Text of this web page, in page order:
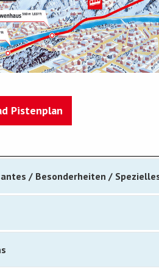
Pistenplan
/ Besonderheiten /